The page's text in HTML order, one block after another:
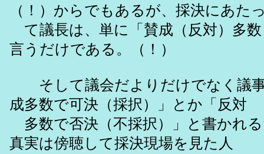
（！）からでもあるが、採決にあた
て議長は、単に「賛成（反対）多
言うだけである。（！）
そして議会だよりだけでなく議
成多数で可決（採択）」とか「反対
多数で否決（不採択）」と書かれ
真実は傍聴して採決現場を見た人